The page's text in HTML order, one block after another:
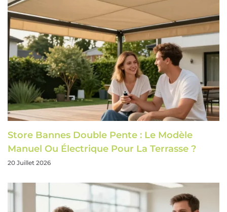
Store Bannes Double Pente : Le Modèle
Manuel Ou Électrique Pour La Terrasse ?
20 Juillet 2026